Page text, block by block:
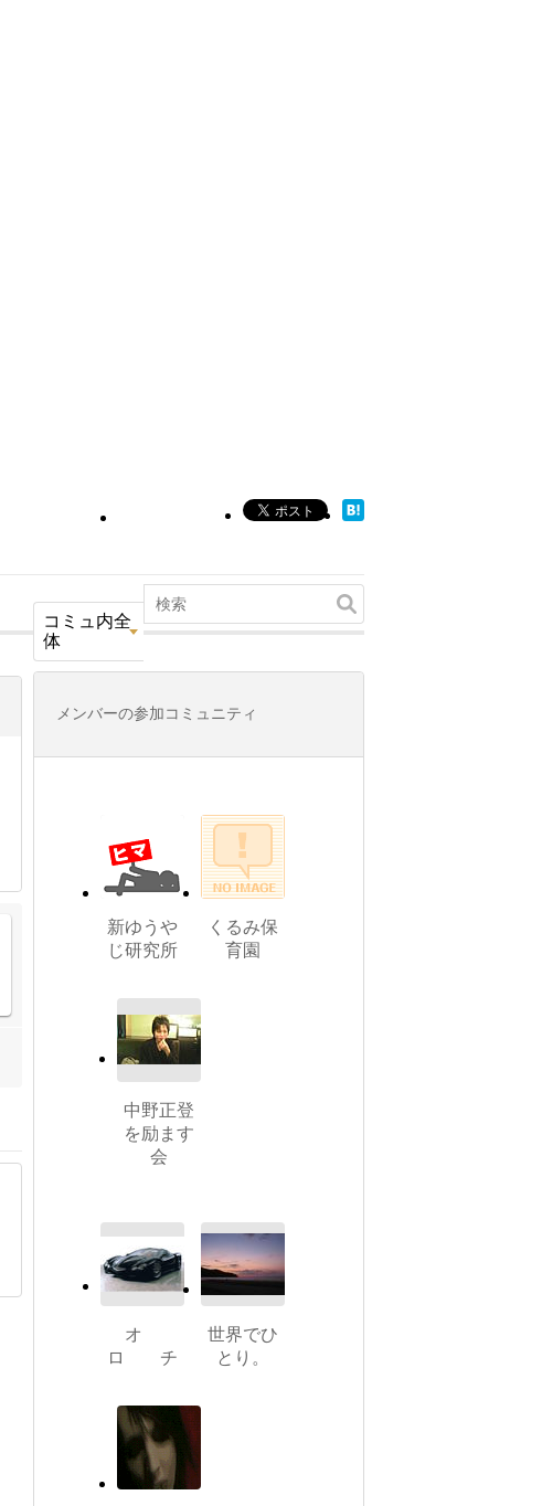
コミュ内全
体
メンバーの参加コミュニティ
新ゆうや
じ研究所
くるみ保
育園
中野正登
を励ます
会
オ
ロ チ
世界でひ
とり。